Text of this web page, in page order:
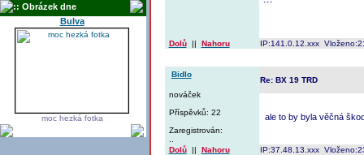
:: Obrázek dne
Bulva
moc hezká fotka
Dolů|| Nahoru IP:141.0.12.xxx
Bidlo
nováček
Příspěvků: 22
Zaregistrován:
Re: BX 19 TRD
ale to by byla věčná
Dolů|| Nahoru IP:37.48.13.xxx